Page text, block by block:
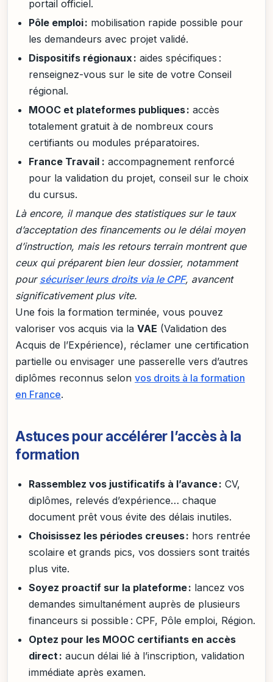
portail officiel.
Pôle emploi : mobilisation rapide possible pour
les demandeurs avec projet validé.
Dispositifs régionaux : aides spécifiques :
renseignez-vous sur le site de votre Conseil
régional.
MOOC et plateformes publiques : accès
totalement gratuit à de nombreux cours
certifiants ou modules préparatoires.
France Travail : accompagnement renforcé
pour la validation du projet, conseil sur le choix
du cursus.
Là encore, il manque des statistiques sur le taux
d’acceptation des financements ou le délai moyen
d’instruction, mais les retours terrain montrent que
ceux qui préparent bien leur dossier, notamment
pour sécuriser leurs droits via le CPF, avancent
significativement plus vite.
Une fois la formation terminée, vous pouvez
valoriser vos acquis via la VAE (Validation des
Acquis de l’Expérience), réclamer une certification
partielle ou envisager une passerelle vers d’autres
diplômes reconnus selon vos droits à la formation
en France.
Astuces pour accélérer l’accès à la
formation
Rassemblez vos justificatifs à l’avance : CV,
diplômes, relevés d’expérience… chaque
document prêt vous évite des délais inutiles.
Choisissez les périodes creuses : hors rentrée
scolaire et grands pics, vos dossiers sont traités
plus vite.
Soyez proactif sur la plateforme : lancez vos
demandes simultanément auprès de plusieurs
financeurs si possible : CPF, Pôle emploi, Région.
Optez pour les MOOC certifiants en accès
direct : aucun délai lié à l’inscription, validation
immédiate après examen.